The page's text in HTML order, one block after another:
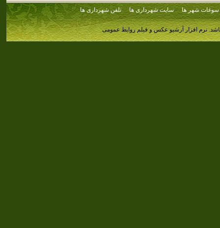
سوغات شهر ها سایت شهرداری ها تلفن شهرداری ها
نرم افزار آرشیو عکس و فیلم روابط عمومی